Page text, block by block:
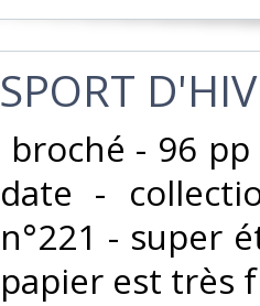
‎SPORT
broché - 96
date -
n°221 - super
papier est très